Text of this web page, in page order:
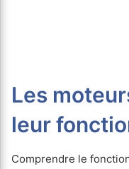
Les
leur
Comprendre le